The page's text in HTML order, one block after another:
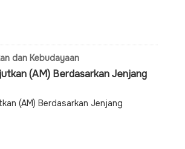
dan Kebudayaan
(AM) Berdasarkan Jenjang
(AM) Berdasarkan Jenjang